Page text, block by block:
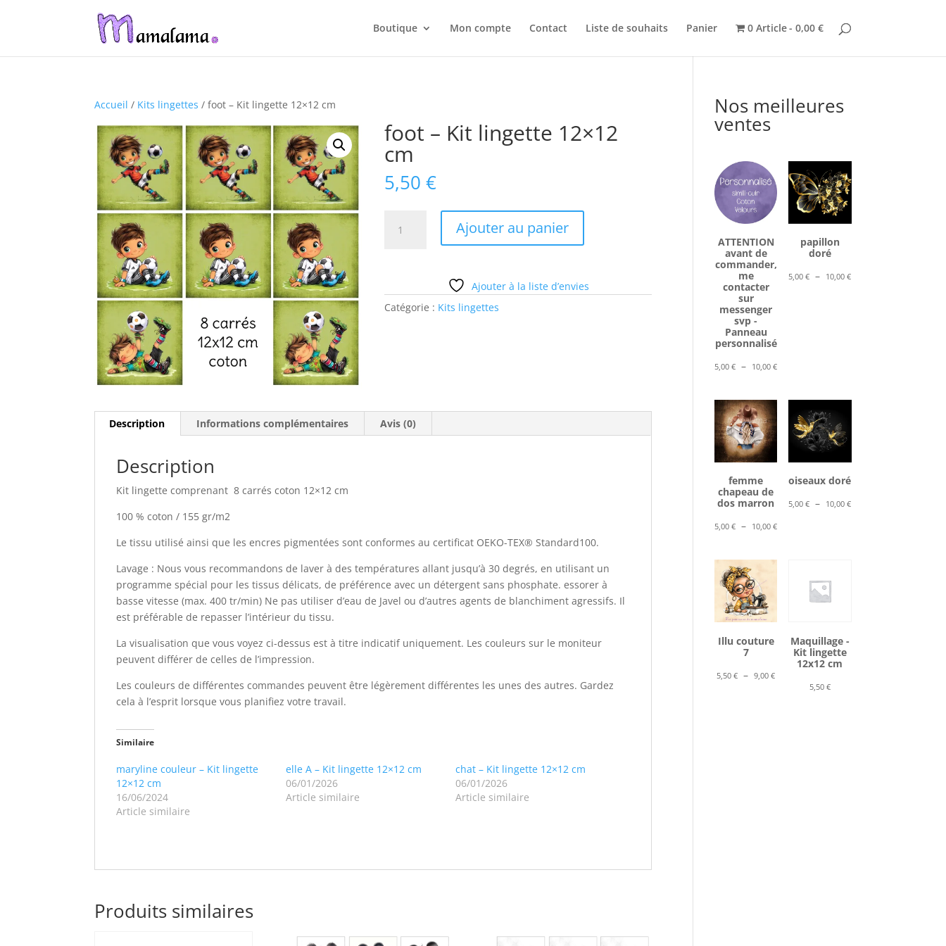
Boutique Mon compte Contact Liste de souhaits Panier 0 Article 0,00 €
Accueil / Kits lingettes / foot – Kit lingette 12×12 cm
foot – Kit lingette 12×12
cm
5,50€
lingette
12x12
Ajouter au panier
Ajouter à la liste d’envies
Catégorie : Kits lingettes
Description Informations complémentaires Avis (0)
Description
Kit lingette comprenant 8 carrés coton 12×12 cm
100 % coton / 155 gr/m2
Le tissu utilisé ainsi que les encres pigmentées sont conformes au certificat OEKO-TEX® Standard100.
Lavage : Nous vous recommandons de laver à des températures allant jusqu’à 30 degrés, en utilisant un
programme spécial pour les tissus délicats, de préférence avec un détergent sans phosphate. essorer à
basse vitesse (max. 400 tr/min) Ne pas utiliser d’eau de Javel ou d’autres agents de blanchiment agressifs. Il
est préférable de repasser l’intérieur du tissu.
La visualisation que vous voyez ci-dessus est à titre indicatif uniquement. Les couleurs sur le moniteur
peuvent différer de celles de l’impression.
Les couleurs de différentes commandes peuvent être légèrement différentes les unes des autres. Gardez
cela à l’esprit lorsque vous planifiez votre travail.
Similaire
maryline couleur – Kit lingette
12×12 cm
16/06/2024
Article similaire
elle A – Kit lingette 12×12 cm
06/01/2026
Article similaire
chat – Kit lingette 12×12 cm
06/01/2026
Article similaire
Produits similaires
Nos meilleures
ventes
ATTENTION
avant de
commander,
me
contacter
sur
messenger
svp -
Panneau
personnalisé
5,00€ – 10,00€Plage
prix :
5,00 €
10,00 €
papillon
doré
5,00€ – 10,00€Plage
femme
chapeau de
dos marron
5,00€ – 10,00€Plage
prix :
10,00 €
oiseaux doré
5,00€ – 10,00€Plage
Illu couture
7
5,50€ – 9,00€Plage
Maquillage -
Kit lingette
12x12 cm
5,50 €